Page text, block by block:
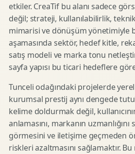
etkiler. CreaTif bu alanı sadece
değil; strateji, kullanılabilirlik,
mimarisi ve dönüşüm yönetimiyle
aşamasında sektör, hedef kitle,
satış modeli ve marka tonu
sayfa yapısı bu ticari hedeflere
Tunceli odağındaki projelerde
kurumsal prestij aynı dengede
kelime doldurmak değil,
anlamasını, markanın
görmesini ve iletişime geçmeden
riskleri azaltmasını sağlamaktır.